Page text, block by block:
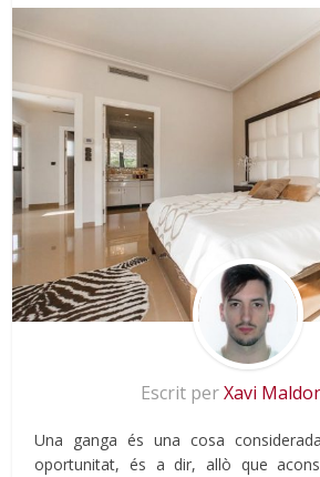
Escrit perXavi
Una ganga és una cosa
oportunitat, és a dir, allò que